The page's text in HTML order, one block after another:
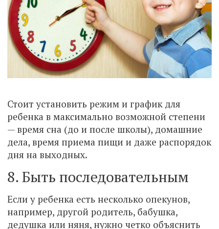
Стоит установить режим и график для
ребенка в максимально возможной степени
— время сна (до и после школы), домашние
дела, время приема пищи и даже распорядок
дня на выходных.
8. Быть последовательным
Если у ребенка есть несколько опекунов,
например, другой родитель, бабушка,
дедушка или няня, нужно четко объяснить